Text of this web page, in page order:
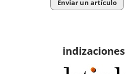
Enviar un artículo
indizaciones